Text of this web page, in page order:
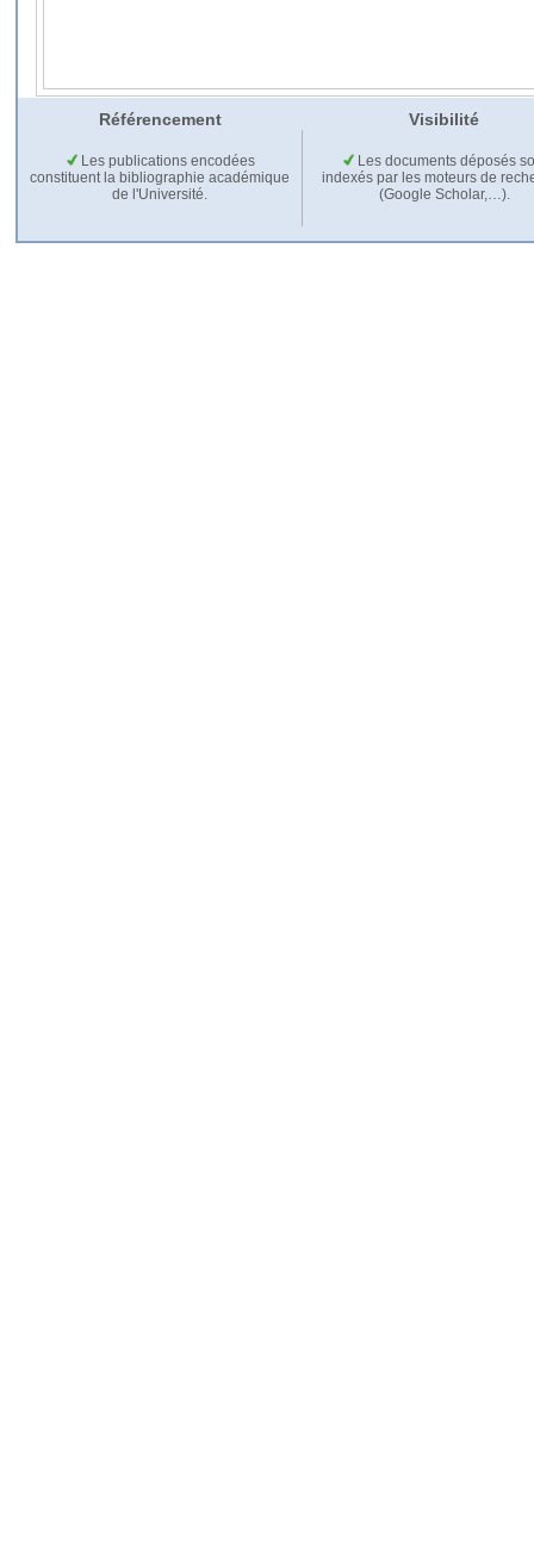
Référencement Visibilité
Les publications encodées
constituent la bibliographie académique
de l'Université.
Les documents déposés
indexés par les moteurs de
(Google Scholar,…).